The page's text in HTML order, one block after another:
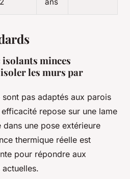
minces
les murs par
pas adaptés aux parois
repose sur une lame
dans une pose extérieure
thermique réelle est
pour répondre aux